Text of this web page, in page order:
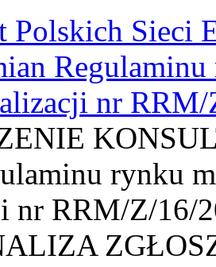
Polskich Sieci
nr
rynku
nr RRM/Z/16/